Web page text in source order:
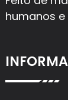
humanos